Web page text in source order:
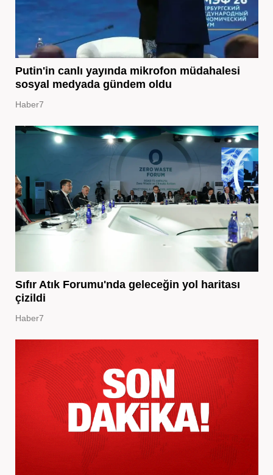
Putin'in canlı yayında mikrofon müdahalesi
sosyal medyada gündem oldu
Haber7
Sıfır Atık Forumu'nda geleceğin yol haritası
çizildi
Haber7